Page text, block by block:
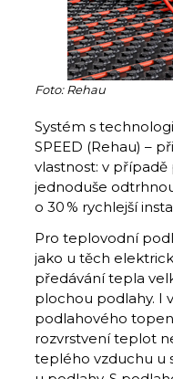
Foto: Rehau
Systém s
SPEED (Rehau) –
vlastnost: v
jednoduše
o 30 % rychlejší
Pro teplovodní
jako u těch
předávání tepla
plochou podlahy. I
podlahového
rozvrstvení teplot
teplého vzduchu u